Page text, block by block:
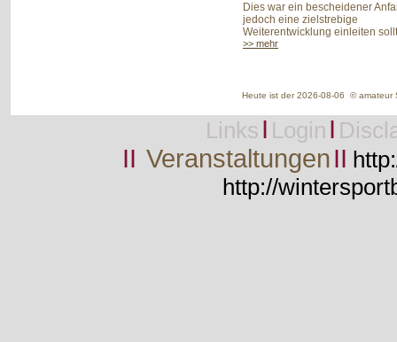
Dies war ein bescheidener
jedoch eine zielstrebige
Weiterentwicklung einleiten
>> mehr
Heute ist der 2026-08-06 © amateur
Links I Login I
II VeranstaltungenII
http://